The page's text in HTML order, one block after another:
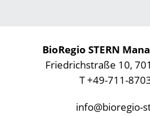
BioRegio STERN
Friedrichstraße 10,
T +49-711-
info@bioregio-